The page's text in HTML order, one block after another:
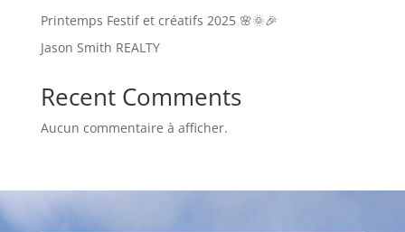
Printemps Festif et créatifs 2025 🌸🌞🎉
Jason Smith REALTY
Recent Comments
Aucun commentaire à afficher.